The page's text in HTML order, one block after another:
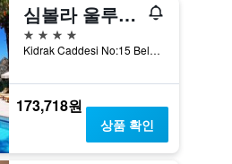
심볼라 울루데니즈 비치 호텔
4성급
Kidrak Caddesi No:15 Belcekiz Mevkii Oludeniz Fethiye Mugla, 욀뤼데니즈, 튀르키예
173,718원
상품 확인